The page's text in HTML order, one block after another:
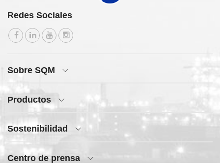
Redes Sociales
Sobre SQM
Productos
Sostenibilidad
Centro de prensa